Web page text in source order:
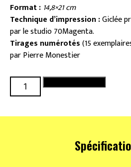
Format : 14,8×21 cm
Technique d’impression :Giclée
par le studio 70Magenta.
Tirages numérotés(15
par Pierre Monestier
quantité
de
3